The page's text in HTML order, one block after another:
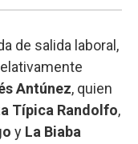
de salida laboral,
Antúnez, quien
Típica Randolfo,
y La Biaba